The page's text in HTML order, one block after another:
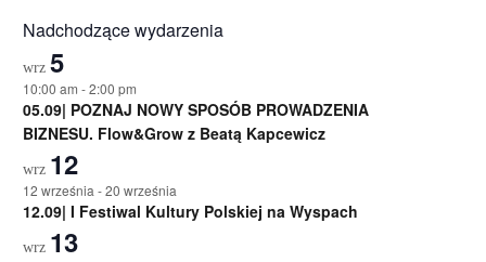
Nadchodzące wydarzenia
wrz 5
10:00 am -2:00 pm
05.09| POZNAJ NOWY SPOSÓB PROWADZENIA
BIZNESU. Flow&Grow z Beatą Kapcewicz
wrz 12
12 września -20 września
12.09| I Festiwal Kultury Polskiej na Wyspach
wrz 13